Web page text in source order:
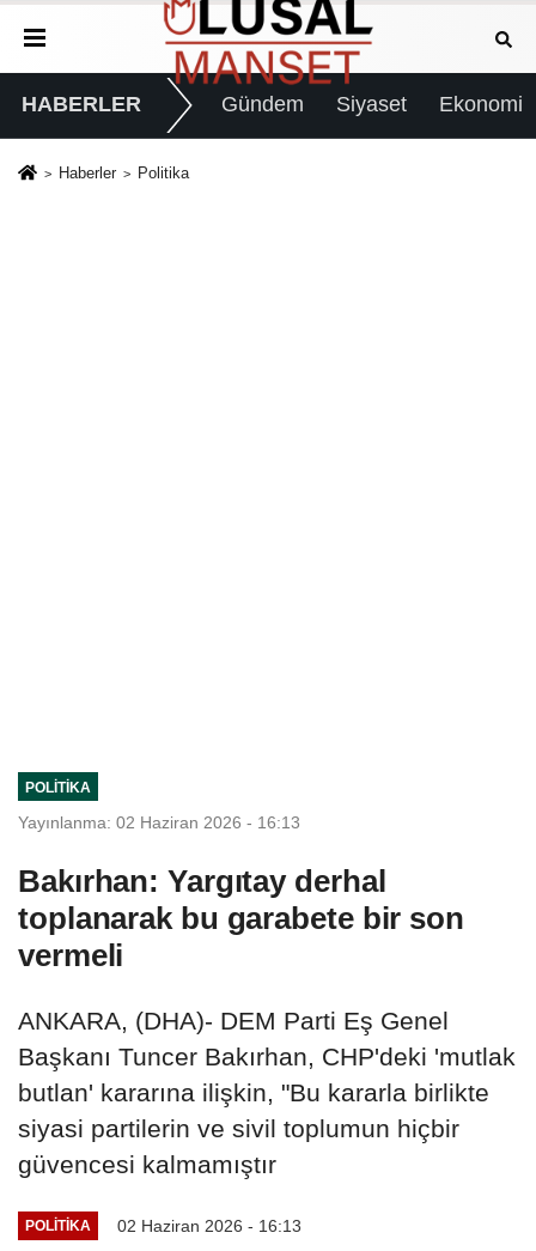
HABERLER Gündem Siyaset Ekonomi
Haberler Politika
POLITIKA
Yayınlanma: 02 Haziran 2026 - 16:13
Bakırhan: Yargıtay derhal
toplanarak bu garabete bir son
vermeli
ANKARA, (DHA)- DEM Parti Eş Genel
Başkanı Tuncer Bakırhan, CHP'deki 'mutlak
butlan' kararına ilişkin, "Bu kararla birlikte
siyasi partilerin ve sivil toplumun hiçbir
güvencesi kalmamıştır
POLITIKA 02 Haziran 2026 - 16:13